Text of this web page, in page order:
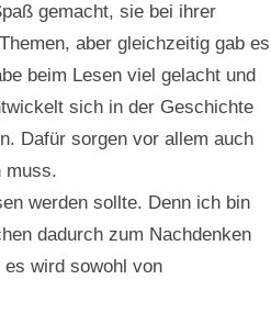
gemacht, sie bei ihrer
aber gleichzeitig gab es
beim Lesen viel gelacht und
sich in der Geschichte
Dafür sorgen vor allem auch
muss.
werden sollte. Denn ich bin
dadurch zum Nachdenken
wird sowohl von